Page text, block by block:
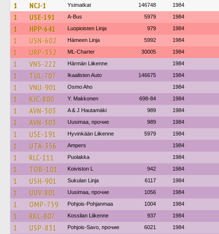
1 NCJ-1 Ysimatkat 146748 1984
1 USE-191 A-Bus 5979 1984
1 HPP-641 Luopioisten Linja 979 1984
1 USN-602 Hämeen Linja 5992 1984
1 URP-352 ML-Charter 30005 1984
1 VNS-222 Härmän Liikenne 1984
1 TUL-707 Ikaalisten Auto 146675 1984
1 VNU-901 Osmo Aho 1984
1 KJC-800 Y. Makkonen 698-84 1984
1 AVN-303 A & J Hautamäki 989 1984
1 AVN-303 Uusimaa, прочие 989 1984
1 USE-191 Hyvinkään Liikenne 5979 1984
1 UTA-356 Ampers 1984
1 RLC-111 Puolakka 1984
1 TOB-101 Koiviston L 942 1984
1 USH-901 Sukulan Linja 6117 1984
1 UUV-801 Uusimaa, прочие 1056 1984
1 OMP-759 Pohjois-Pohjanmaa 1004 1984
1 RKL-807 Kossilan Liikenne 937 1984
1 USP-831 Pohjois-Savo, прочие 6021 1984